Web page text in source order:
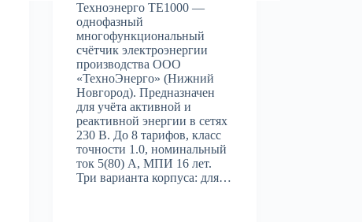
Техноэнерго ТЕ1000 —
однофазный
многофункциональный
счётчик электроэнергии
производства ООО
«ТехноЭнерго» (Нижний
Новгород). Предназначен
для учёта активной и
реактивной энергии в сетях
230 В. До 8 тарифов, класс
точности 1.0, номинальный
ток 5(80) А, МПИ 16 лет.
Три варианта корпуса: для…